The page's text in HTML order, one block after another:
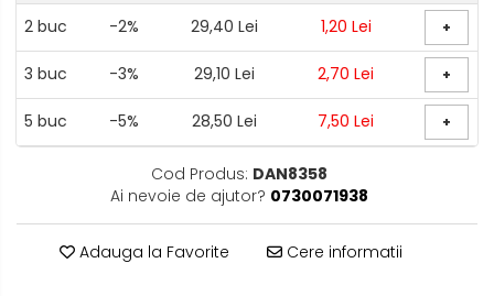
2 buc -2% 29,40 Lei 1,20 Lei +
3 buc -3% 29,10 Lei 2,70 Lei +
5 buc -5% 28,50 Lei 7,50 Lei +
Cod Produs: DAN8358
Ai nevoie de ajutor? 0730071938
Adauga la Favorite Cere informatii